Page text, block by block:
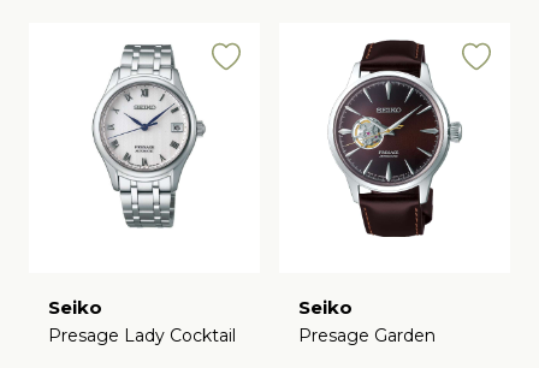
Seiko
Presage Lady Cocktail
Seiko
Presage Garden